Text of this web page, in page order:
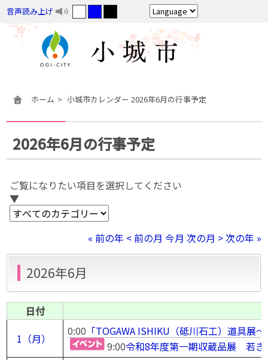
音声読み上げ
ホーム 小城市カレンダー 2026年6月の行事予定
2026年6月の行事予定
ご覧になりたい項目を選択してください
▼
« 前の年 < 前の月 今月 次の月 >次の年 »
2026年6月
1（月）
0:00 「TOGAWA ISHIKU（砥川石工）道具展
9:00令和8年度第一期収蔵品展 若
日付